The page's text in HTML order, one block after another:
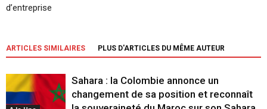
d’entreprise
ARTICLES SIMILAIRES PLUS D'ARTICLES DU MÊME AUTEUR
Sahara : la Colombie annonce un
changement de sa position et reconnaît